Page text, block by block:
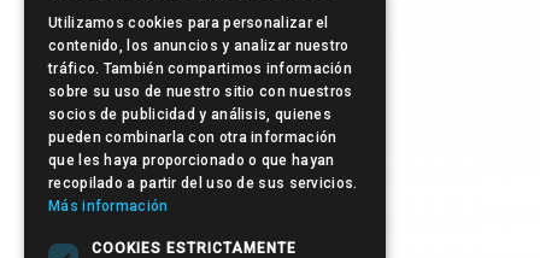
Utilizamos cookies para personalizar el
contenido, los anuncios y analizar nuestro
tráfico. También compartimos información
sobre su uso de nuestro sitio con nuestros
socios de publicidad y análisis, quienes
pueden combinarla con otra información
que les haya proporcionado o que hayan
recopilado a partir del uso de sus servicios.
Más información
COOKIES ESTRICTAMENTE